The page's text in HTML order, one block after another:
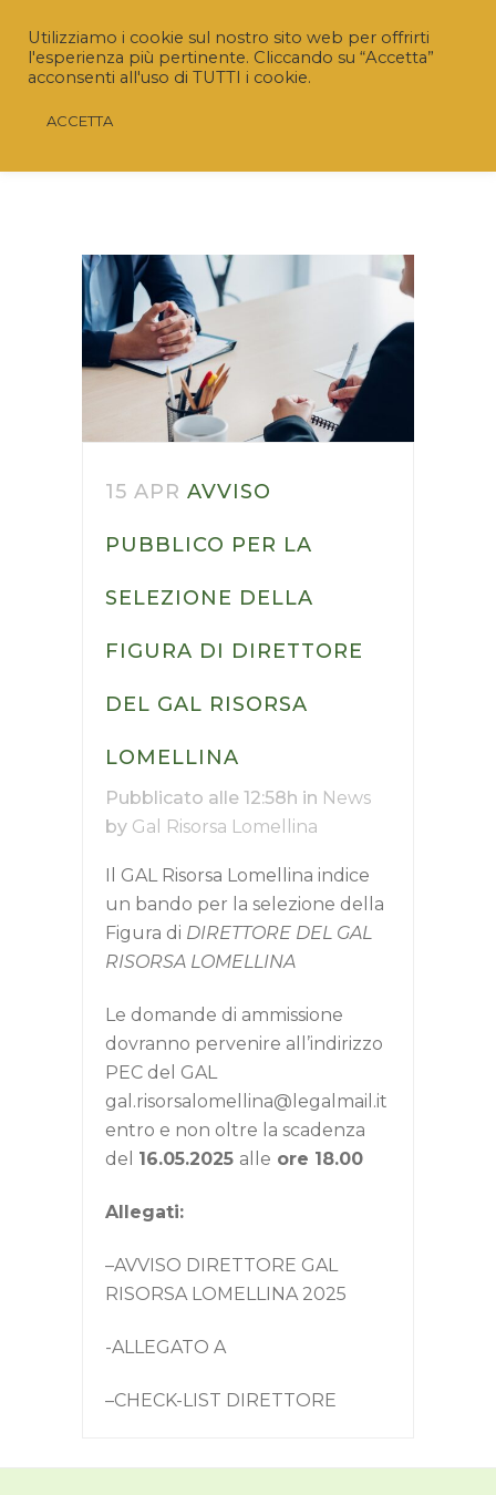
15 APR AVVISO
PUBBLICO PER LA
SELEZIONE DELLA
FIGURA DI DIRETTORE
DEL GAL RISORSA
LOMELLINA
Pubblicato alle 12:58h in News
by Gal Risorsa Lomellina
Il GAL Risorsa Lomellina indice
un bando per la selezione della
Figura di DIRETTORE DEL GAL
RISORSA LOMELLINA
Le domande di ammissione
dovranno pervenire all’indirizzo
PEC del GAL
gal.risorsalomellina@legalmail.it
entro e non oltre la scadenza
del 16.05.2025 alle ore 18.00
Allegati:
–AVVISO DIRETTORE GAL
RISORSA LOMELLINA 2025
-ALLEGATO A
–CHECK-LIST DIRETTORE
Utilizziamo i cookie sul nostro sito web per offrirti
l'esperienza più pertinente. Cliccando su “Accetta”
acconsenti all'uso di TUTTI i cookie.
ACCETTA
Riaperto il Bando “SRD04 – Investimenti non
produttivi agricoli con finalità ambientale”
Nuovo termine:20 luglio 2026 ore 16.00